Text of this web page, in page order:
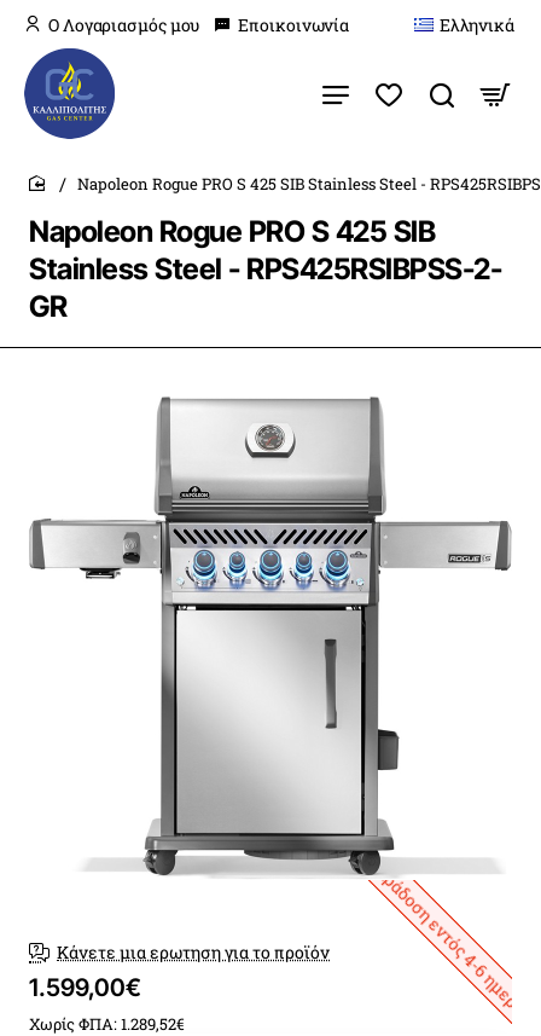
O Λογαριασμός μου Εποικοινωνία Ελληνικά
Napoleon Rogue PRO S 425 SIB
Stainless Steel - RPS425RSIBPSS-2-
GR
home
Napoleon Rogue PRO S 425 SIB Stainless Steel -
Παράδοση εντός 4-6 ημερών
Κάνετε μια ερωτηση για το προϊόν
1.599,00€
Χωρίς ΦΠΑ: 1.289,52€